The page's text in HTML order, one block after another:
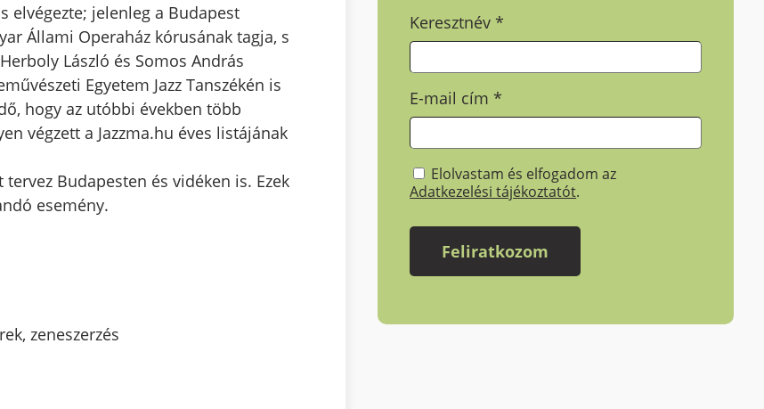
elvégezte; jelenleg a Budapest
Állami Operaház kórusának tagja, s
László és Somos András
Egyetem Jazz Tanszékén is
hogy az utóbbi években több
végzett a Jazzma.hu éves listájának
Budapesten és vidéken is. Ezek
esemény.
zeneszerzés
Keresztnév*
E-mail cím*
Elolvastam és elfogadom az
Adatkezelési tájékoztatót.